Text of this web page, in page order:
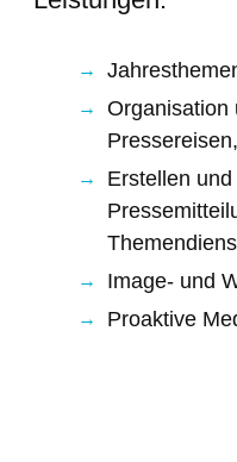
Organisation
Pressereisen,
Erstellen
Image- und
Proaktive